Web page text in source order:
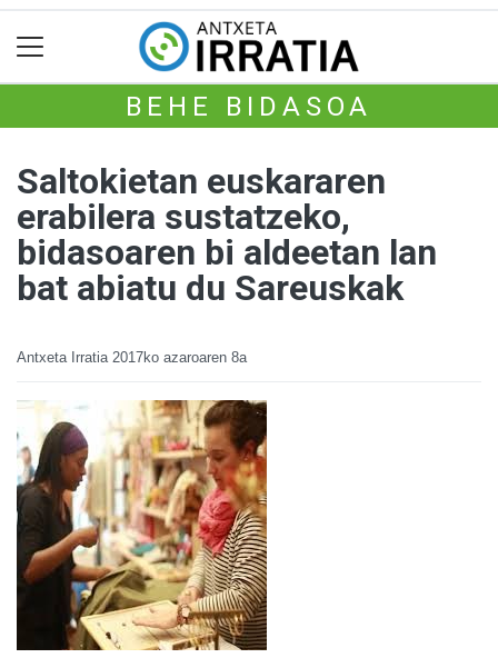
BEHE BIDASOA
Saltokietan euskararen
erabilera sustatzeko,
bidasoaren bi aldeetan lan
bat abiatu du Sareuskak
Antxeta Irratia 2017ko azaroaren 8a